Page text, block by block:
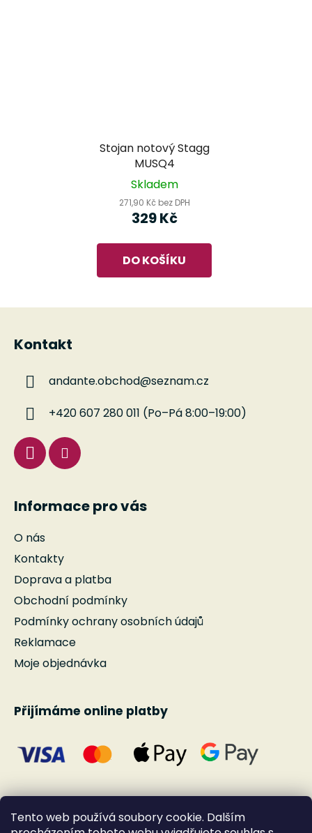
Tento web používá soubory cookie. Dalším
Stojan notový Stagg
MUSQ4
Skladem
271,90 Kč bez DPH
329 Kč
DO KOŠÍKU
Z
Kontakt
andante.obchod@seznam.cz
+420 607 280 011 (Po–Pá 8:00–19:00)
Informace pro vás
O nás
Kontakty
Doprava a platba
Obchodní podmínky
Podmínky ochrany osobních údajů
Reklamace
Moje objednávka
Přijímáme online platby